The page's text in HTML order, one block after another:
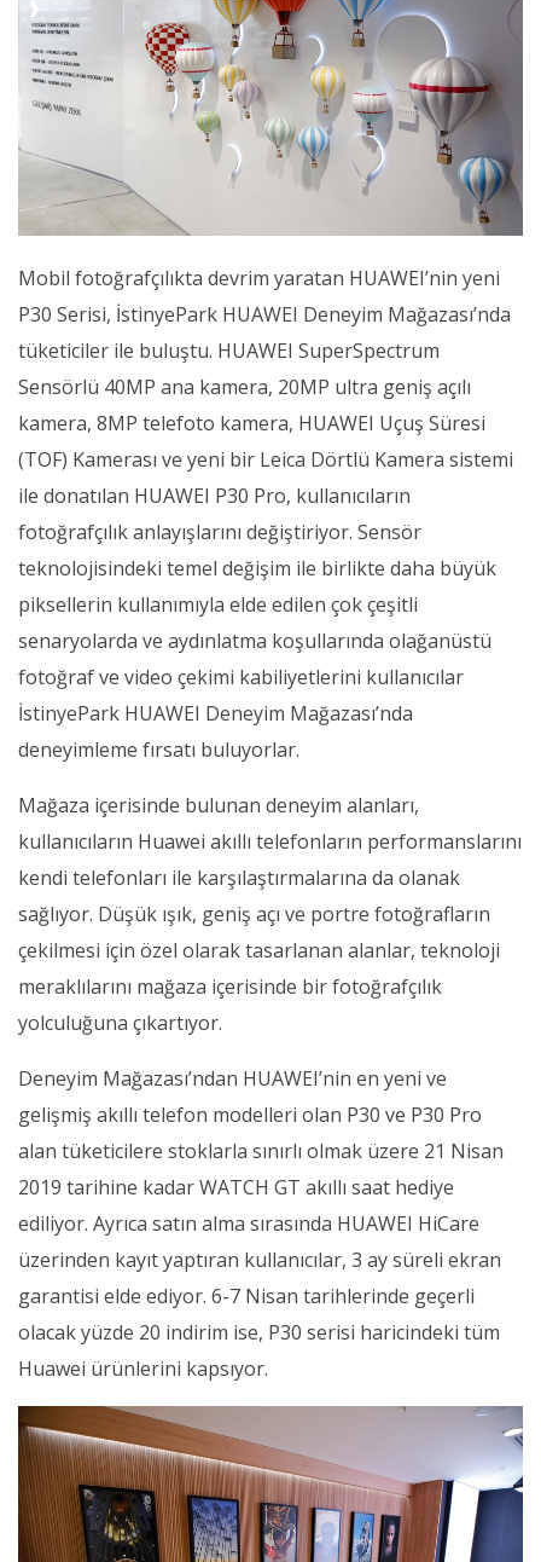
Mobil fotoğrafçılıkta devrim yaratan HUAWEI’nin yeni
P30 Serisi, İstinyePark HUAWEI Deneyim Mağazası’nda
tüketiciler ile buluştu. HUAWEI SuperSpectrum
Sensörlü 40MP ana kamera, 20MP ultra geniş açılı
kamera, 8MP telefoto kamera, HUAWEI Uçuş Süresi
(TOF) Kamerası ve yeni bir Leica Dörtlü Kamera sistemi
ile donatılan HUAWEI P30 Pro, kullanıcıların
fotoğrafçılık anlayışlarını değiştiriyor. Sensör
teknolojisindeki temel değişim ile birlikte daha büyük
piksellerin kullanımıyla elde edilen çok çeşitli
senaryolarda ve aydınlatma koşullarında olağanüstü
fotoğraf ve video çekimi kabiliyetlerini kullanıcılar
İstinyePark HUAWEI Deneyim Mağazası’nda
deneyimleme fırsatı buluyorlar.
Mağaza içerisinde bulunan deneyim alanları,
kullanıcıların Huawei akıllı telefonların performanslarını
kendi telefonları ile karşılaştırmalarına da olanak
sağlıyor. Düşük ışık, geniş açı ve portre fotoğrafların
çekilmesi için özel olarak tasarlanan alanlar, teknoloji
meraklılarını mağaza içerisinde bir fotoğrafçılık
yolculuğuna çıkartıyor.
Deneyim Mağazası’ndan HUAWEI’nin en yeni ve
gelişmiş akıllı telefon modelleri olan P30 ve P30 Pro
alan tüketicilere stoklarla sınırlı olmak üzere 21 Nisan
2019 tarihine kadar WATCH GT akıllı saat hediye
ediliyor. Ayrıca satın alma sırasında HUAWEI HiCare
üzerinden kayıt yaptıran kullanıcılar, 3 ay süreli ekran
garantisi elde ediyor. 6-7 Nisan tarihlerinde geçerli
olacak yüzde 20 indirim ise, P30 serisi haricindeki tüm
Huawei ürünlerini kapsıyor.